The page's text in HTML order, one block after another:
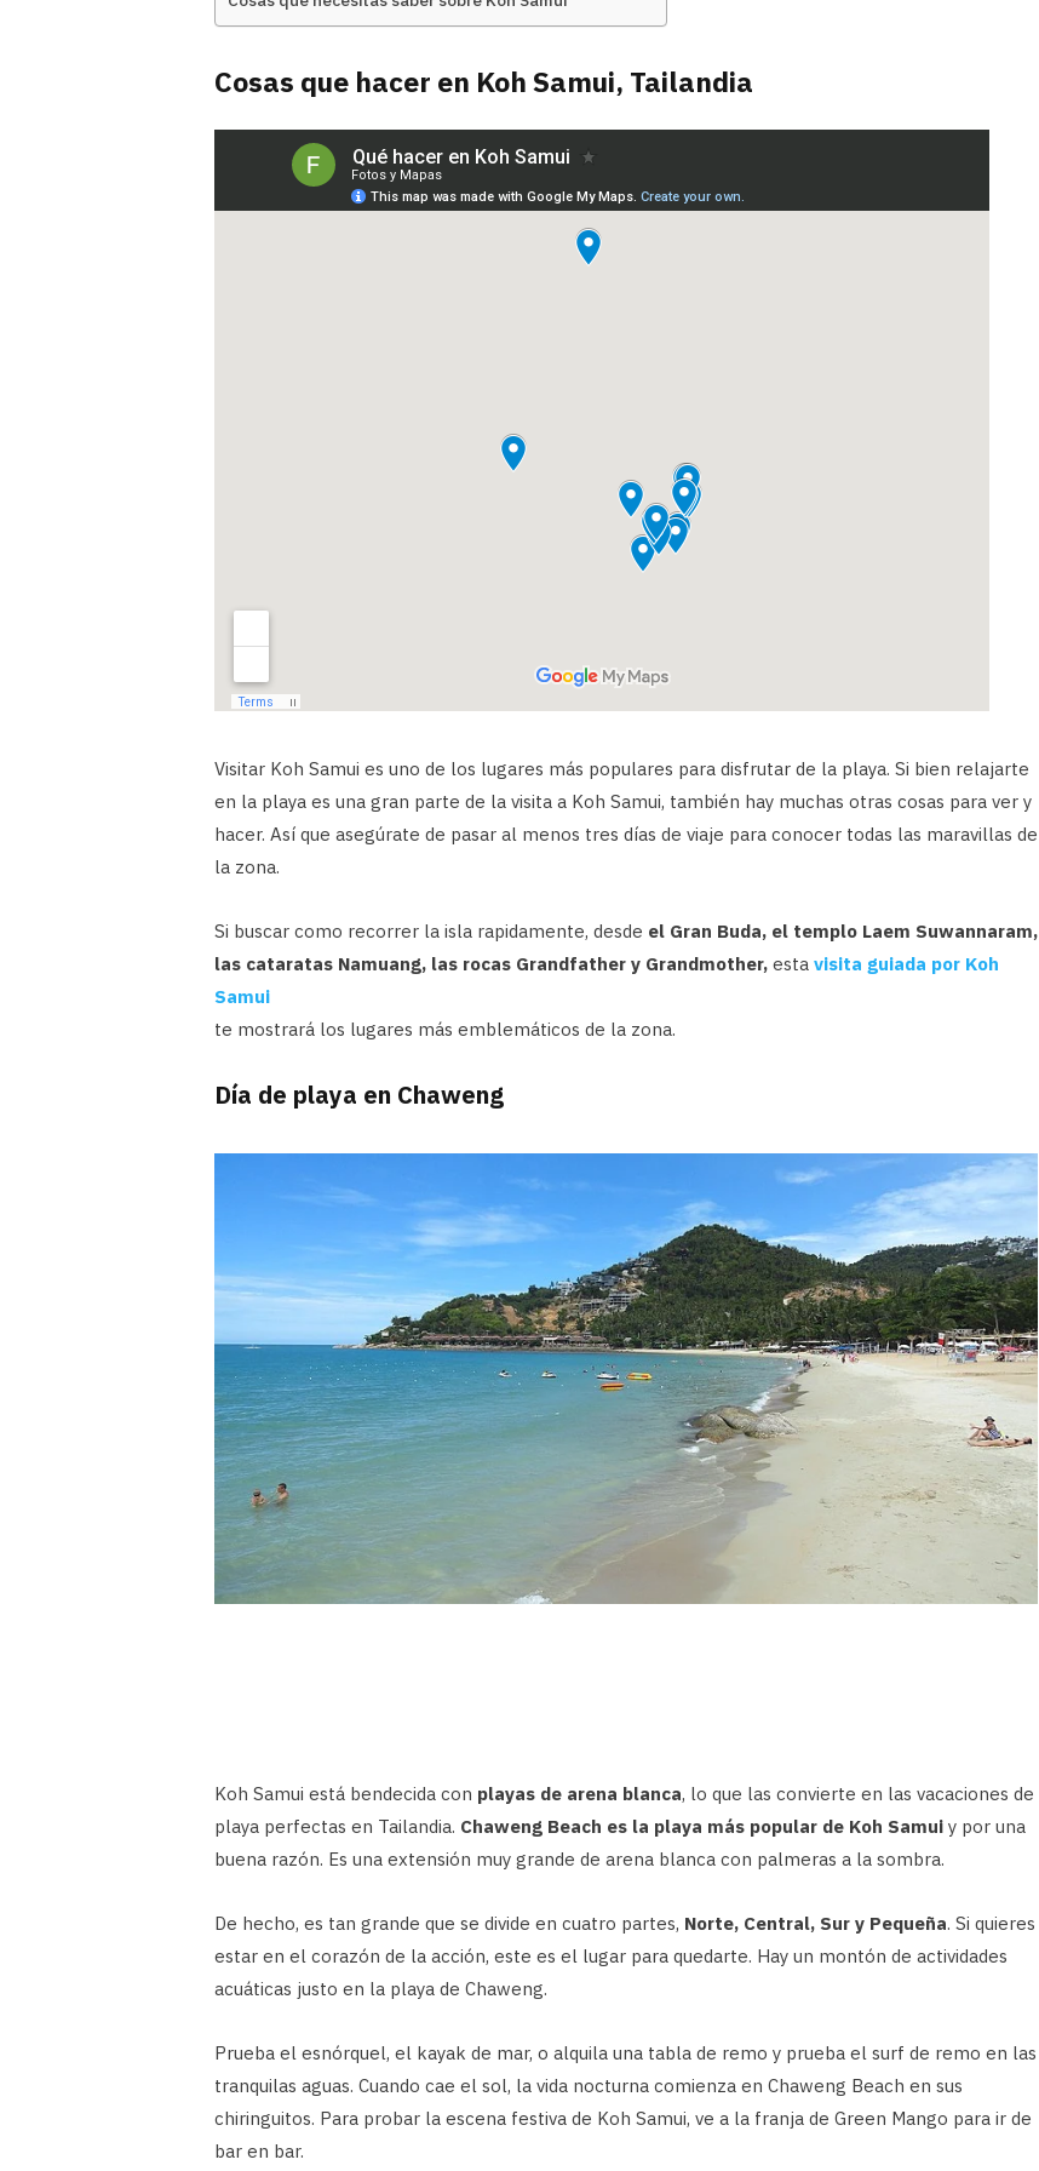
Cosas que hacer en Koh Samui, Tailandia
Visitar Koh Samui es uno de los lugares más populares para disfrutar de la playa. Si bien relajarte
en la playa es una gran parte de la visita a Koh Samui, también hay muchas otras cosas para ver y
hacer. Así que asegúrate de pasar al menos tres días de viaje para conocer todas las maravillas de
la zona.
Si buscar como recorrer la isla rapidamente, desde el Gran Buda, el templo Laem Suwannaram,
las cataratas Namuang, las rocas Grandfather y Grandmother, esta visita guiada por Koh
Samui
te mostrará los lugares más emblemáticos de la zona.
Día de playa en Chaweng
Koh Samui está bendecida con playas de arena blanca, lo que las convierte en las vacaciones de
playa perfectas en Tailandia. Chaweng Beach es la playa más popular de Koh Samui y por una
buena razón. Es una extensión muy grande de arena blanca con palmeras a la sombra.
De hecho, es tan grande que se divide en cuatro partes, Norte, Central, Sur y Pequeña. Si quieres
estar en el corazón de la acción, este es el lugar para quedarte. Hay un montón de actividades
acuáticas justo en la playa de Chaweng.
Prueba el esnórquel, el kayak de mar, o alquila una tabla de remo y prueba el surf de remo en las
tranquilas aguas. Cuando cae el sol, la vida nocturna comienza en Chaweng Beach en sus
chiringuitos. Para probar la escena festiva de Koh Samui, ve a la franja de Green Mango para ir de
bar en bar.